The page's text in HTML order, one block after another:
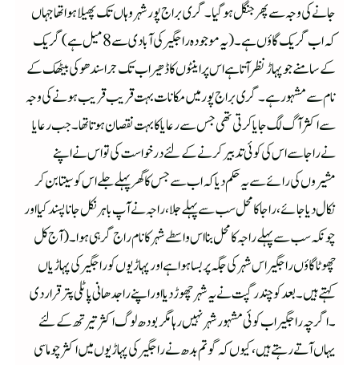
جانے کی وجہ سے پھرجنگل ہوگیا ۔گری براج پور شہر وہاں تک پھیلا ہوا تھا جہاں
کہ اب گریک گاؤں ہے۔(یہ موجودہ راجگیر کی آبادی سے 8 میل ہے)گریک
کے سامنے جو پہاڑ نظر آتا ہے اس پر اینٹوں کا ڈھیر اب تک جراسندھو کی بیٹھک کے
نام سے مشہور ہے۔گری براج پور میں مکانات بہت قریب قریب ہونے کی وجہ
سے اکثر آگ لگ جایا کرتی تھی جس سے رعایا کا بہت نقصان ہوتا تھا۔جب رعایا
نے راجا سے اس کی کوئی تدبیر کرنے کے لئے درخواست کی تو اس نے اپنے
مشیروں کی رائے سے یہ حکم دیا کہ اب سے جس کا گھر پہلے جلے اس کو سیتا بن کر
نکال دیا جائے ،راجا کا محل سب سے پہلے جلا ،راجہ نے آپ باہر نکل جانا پسند کیا اور
چونکہ سب سے پہلے راجہ کا محل بنااس واسطے شہر کانام راج گرہی ہوا۔(آج کل
چھوٹا گاؤں راجگیر اس شہر کی جگہ پر بسا ہوا ہے اور پہاڑیوں کو راجگیر کی پہاڑیاں
کہتے ہیں۔بعد کو چندرگپت نے یہ شہر چھوڑدیا اور اپنے راجدھانی پاٹلی پترقرار دی
۔اگرچہ راجگیر اب کوئی مشہور شہر نہیں رہا مگر بودھ لوگ اکثر تیرتھ کے لئے
یہاں آتے رہتے ہیں،کیوں کہ گوتم بدھ نے راجگیر کی پہاڑیوں میں اکثر چوماسی